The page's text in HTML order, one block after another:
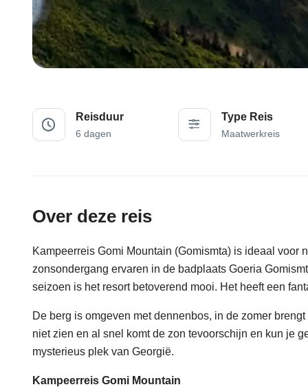
Reisduur
6 dagen
Type Reis
Maatwerkreis
Over deze reis
Kampeerreis Gomi Mountain (Gomismta) is ideaal
zonsondergang ervaren in de badplaats Goeria
seizoen is het resort betoverend mooi. Het heeft een
De berg is omgeven met dennenbos, in de zomer
niet zien en al snel komt de zon tevoorschijn en kun je
mysterieus plek van Georgië.
Kampeerreis Gomi Mountain